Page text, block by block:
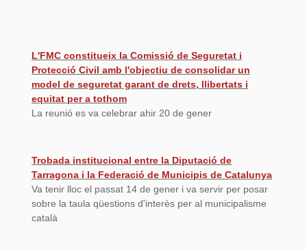
L'FMC constitueix la Comissió de Seguretat i
Protecció Civil amb l'objectiu de consolidar un
model de seguretat garant de drets, llibertats i
equitat per a tothom
La reunió es va celebrar ahir 20 de gener
Trobada institucional entre la Diputació de
Tarragona i la Federació de Municipis de Catalunya
Va tenir lloc el passat 14 de gener i va servir per posar
sobre la taula qüestions d'interès per al municipalisme
català